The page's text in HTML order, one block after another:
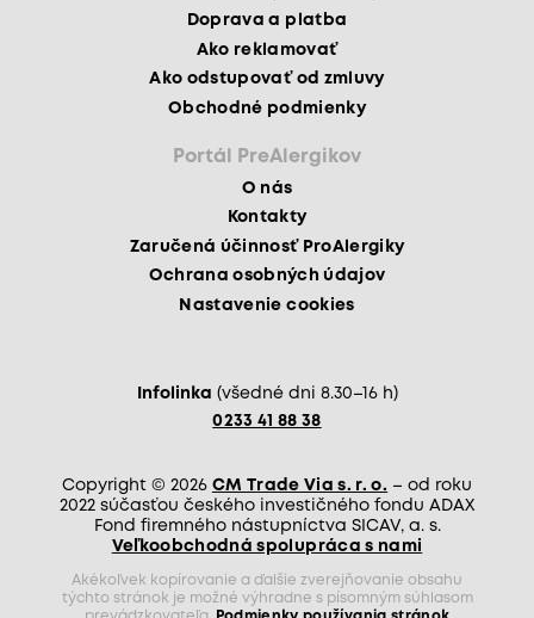
Doprava a platba
Ako reklamovať
Ako odstupovať od zmluvy
Obchodné podmienky
Portál PreAlergikov
O nás
Kontakty
Zaručená účinnosť ProAlergiky
Ochrana osobných údajov
Nastavenie cookies
Infolinka (všedné dni 8.30–16 h)
0233 41 88 38
Copyright © 2026 CM Trade Via s. r. o. – od roku
2022 súčasťou českého investičného fondu ADAX
Fond firemného nástupníctva SICAV, a. s.
Veľkoobchodná spolupráca s nami
Akékoľvek kopírovanie a ďalšie zverejňovanie obsahu
týchto stránok je možné výhradne s písomným súhlasom